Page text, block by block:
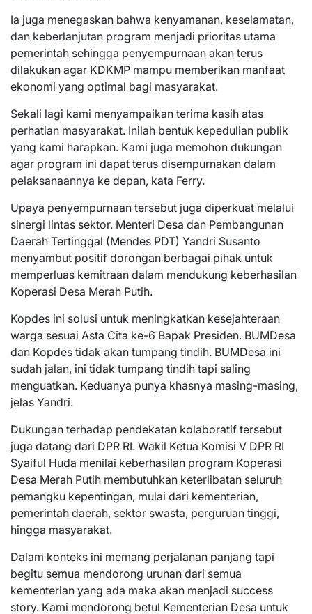
Ia juga menegaskan bahwa kenyamanan, keselamatan,
dan keberlanjutan program menjadi prioritas utama
pemerintah sehingga penyempurnaan akan terus
dilakukan agar KDKMP mampu memberikan manfaat
ekonomi yang optimal bagi masyarakat.
Sekali lagi kami menyampaikan terima kasih atas
perhatian masyarakat. Inilah bentuk kepedulian publik
yang kami harapkan. Kami juga memohon dukungan
agar program ini dapat terus disempurnakan dalam
pelaksanaannya ke depan, kata Ferry.
Upaya penyempurnaan tersebut juga diperkuat melalui
sinergi lintas sektor. Menteri Desa dan Pembangunan
Daerah Tertinggal (Mendes PDT) Yandri Susanto
menyambut positif dorongan berbagai pihak untuk
memperluas kemitraan dalam mendukung keberhasilan
Koperasi Desa Merah Putih.
Kopdes ini solusi untuk meningkatkan kesejahteraan
warga sesuai Asta Cita ke-6 Bapak Presiden. BUMDesa
dan Kopdes tidak akan tumpang tindih. BUMDesa ini
sudah jalan, ini tidak tumpang tindih tapi saling
menguatkan. Keduanya punya khasnya masing-masing,
jelas Yandri.
Dukungan terhadap pendekatan kolaboratif tersebut
juga datang dari DPR RI. Wakil Ketua Komisi V DPR RI
Syaiful Huda menilai keberhasilan program Koperasi
Desa Merah Putih membutuhkan keterlibatan seluruh
pemangku kepentingan, mulai dari kementerian,
pemerintah daerah, sektor swasta, perguruan tinggi,
hingga masyarakat.
Dalam konteks ini memang perjalanan panjang tapi
begitu semua mendorong urunan dari semua
kementerian yang ada maka akan menjadi success
story. Kami mendorong betul Kementerian Desa untuk